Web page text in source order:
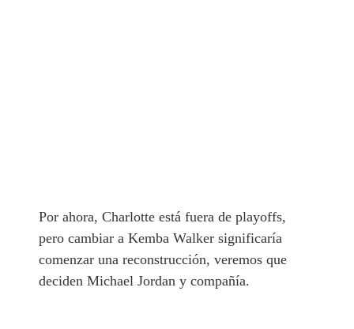
Por ahora, Charlotte está fuera de playoffs,
pero cambiar a Kemba Walker significaría
comenzar una reconstrucción, veremos que
deciden Michael Jordan y compañía.